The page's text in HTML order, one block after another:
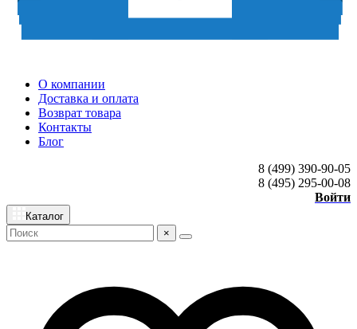
О компании
Доставка и оплата
Возврат товара
Контакты
Блог
8 (499) 390-90-05
8 (495) 295-00-08
Войти
Каталог
×